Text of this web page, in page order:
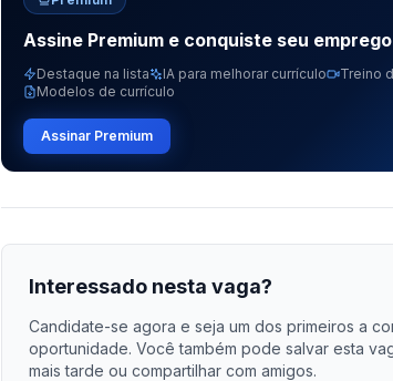
Assine Premium e conquiste seu emprego
Destaque na lista IA para melhorar currículo
Treino
Modelos de currículo
Assinar Premium
Interessado nesta vaga?
Candidate-se agora e seja um dos primeiros a
oportunidade. Você também pode salvar esta
mais tarde ou compartilhar com amigos.